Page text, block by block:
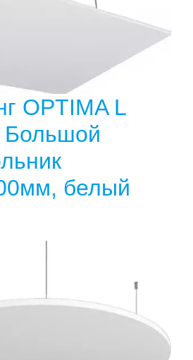
OPTIMA L
Большой
белый